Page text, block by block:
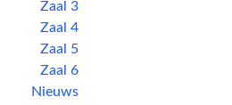
Zaal 3
Zaal 4
Zaal 5
Zaal 6
Nieuws